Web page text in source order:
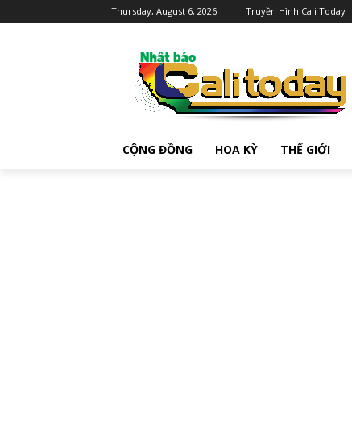
Thursday, August 6, 2026 Truyền Hình Cali Today
CỘNG ĐỒNG HOA KỲ THẾ GIỚI